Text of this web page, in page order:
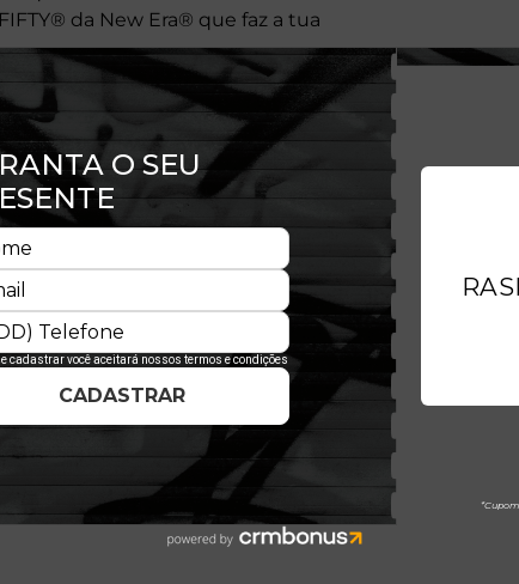
da New Era® que faz a tua
frente
na parte traseira